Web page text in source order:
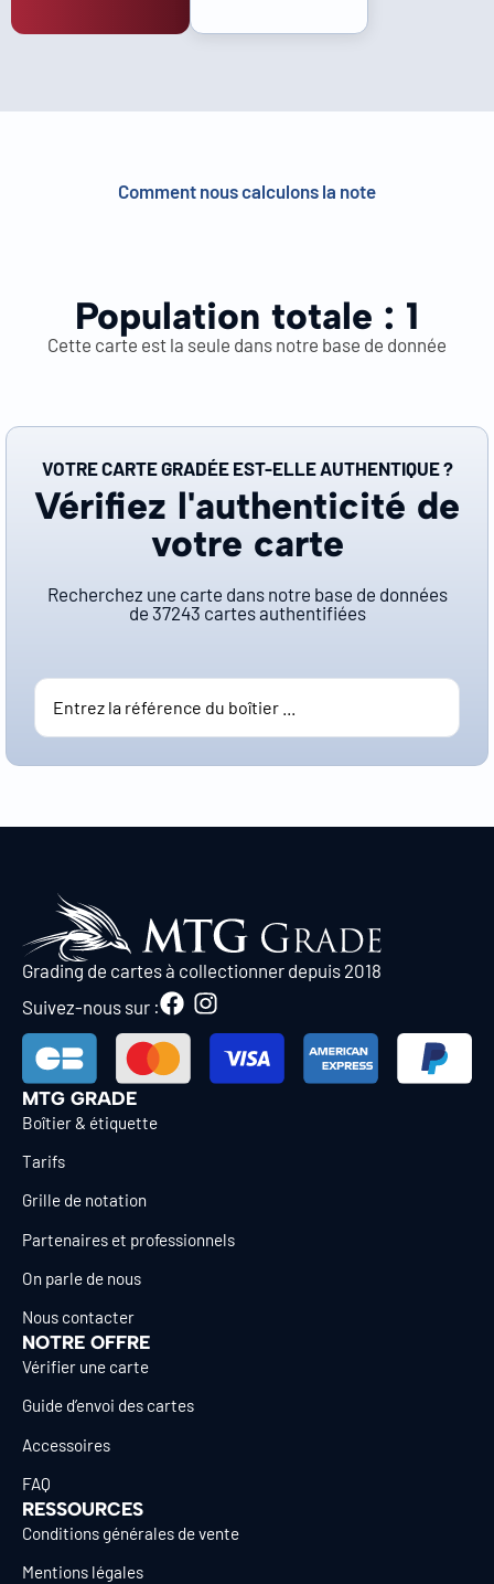
Comment nous calculons la note
Population totale : 1
Cette carte est la seule dans notre base de donnée
VOTRE CARTE GRADÉE EST-ELLE AUTHENTIQUE ?
Vérifiez l'authenticité de
votre carte
Recherchez une carte dans notre base de données
de 37243 cartes authentifiées
Grading de cartes à collectionner depuis 2018
Suivez-nous sur :
MTG GRADE
Boîtier & étiquette
Tarifs
Grille de notation
Partenaires et professionnels
On parle de nous
Nous contacter
NOTRE OFFRE
Vérifier une carte
Guide d’envoi des cartes
Accessoires
FAQ
RESSOURCES
Conditions générales de vente
Mentions légales